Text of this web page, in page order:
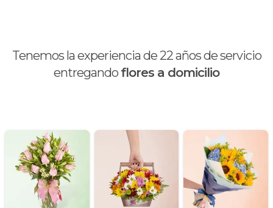
Tenemos la experiencia de 22años de servicio
entregando flores a domicilio
Nacimiento de niños
Peluches
Peonias
Productos con retiro en Nuestra Florería